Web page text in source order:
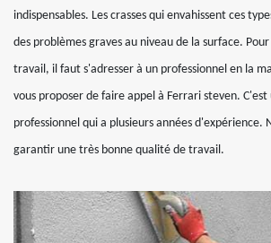
indispensables. Les crasses qui envahissent ces
des problèmes graves au niveau de la surface.
travail, il faut s'adresser à un professionnel en la
vous proposer de faire appel à Ferrari steven.
professionnel qui a plusieurs années d'expérience.
garantir une très bonne qualité de travail.